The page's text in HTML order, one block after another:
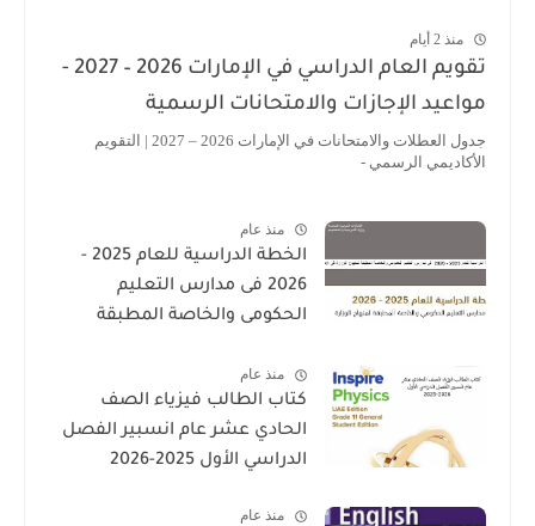
منذ 2 أيام
تقويم العام الدراسي في الإمارات 2026 – 2027 -
مواعيد الإجازات والامتحانات الرسمية
جدول العطلات والامتحانات في الإمارات 2026 – 2027 | التقويم
الأكاديمي الرسمي -
منذ عام
الخطة الدراسية للعام 2025 -
2026 فى مدارس التعليم
الحكومى والخاصة المطبقة
منذ عام
كتاب الطالب فيزياء الصف
الحادي عشر عام انسبير الفصل
الدراسي الأول 2025-2026
منذ عام